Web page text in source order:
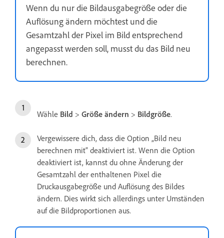
Wenn du nur die Bildausgabegröße oder die
Auflösung ändern möchtest und die
Gesamtzahl der Pixel im Bild entsprechend
angepasst werden soll, musst du das Bild neu
berechnen.
Wähle Bild > Größe ändern > Bildgröße.
Vergewissere dich, dass die Option „Bild neu
berechnen mit“ deaktiviert ist. Wenn die Option
deaktiviert ist, kannst du ohne Änderung der
Gesamtzahl der enthaltenen Pixel die
Druckausgabegröße und Auflösung des Bildes
ändern. Dies wirkt sich allerdings unter Umständen
auf die Bildproportionen aus.